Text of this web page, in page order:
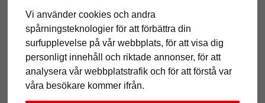
Vi använder cookies och andra
spårningsteknologier för att förbättra din
surfupplevelse på vår webbplats, för att visa dig
personligt innehåll och riktade annonser, för att
analysera vår webbplatstrafik och för att förstå var
våra besökare kommer ifrån.